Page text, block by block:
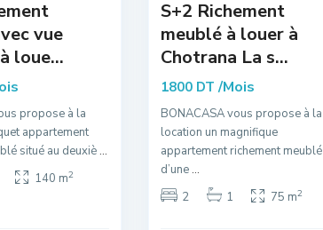
vue
loue...
propose à la
appartement
situé au deuxiè...
140 m2
S+2 Richement
meublé à louer à
Chotrana La s...
1800 DT/Mois
BONACASA vous propose à la
location un magnifique
appartement richement meublé
d’une...
2
1 75 m2